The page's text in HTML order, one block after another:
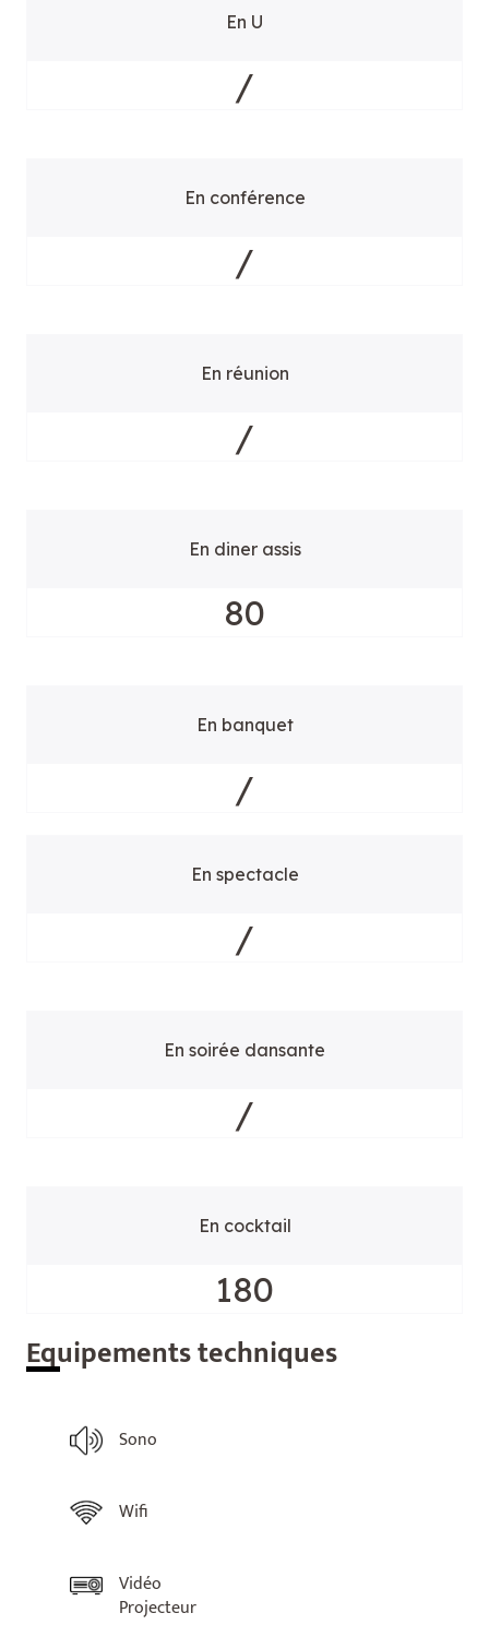
En U
/
En conférence
/
En réunion
/
En diner assis
80
En banquet
/
En spectacle
/
En soirée dansante
/
En cocktail
180
Equipements techniques
Sono
Wifi
Vidéo
Projecteur